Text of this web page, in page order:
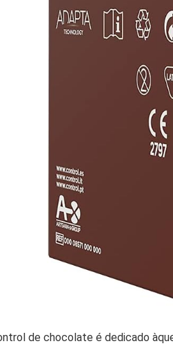
de chocolate é dedicado